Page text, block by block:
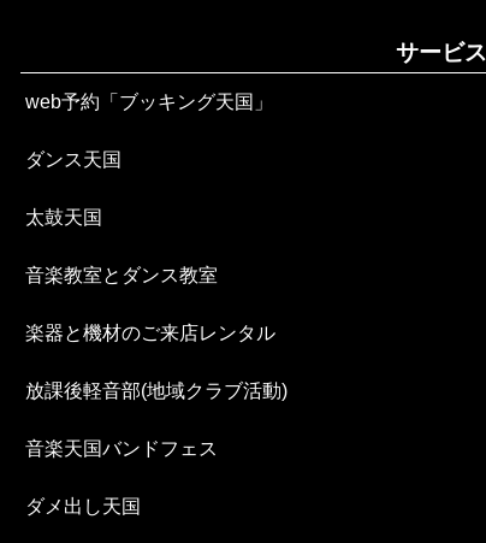
サービス
web予約「ブッキング天国」
ダンス天国
太鼓天国
音楽教室とダンス教室
楽器と機材のご来店レンタル
放課後軽音部(地域クラブ活動)
音楽天国バンドフェス
ダメ出し天国